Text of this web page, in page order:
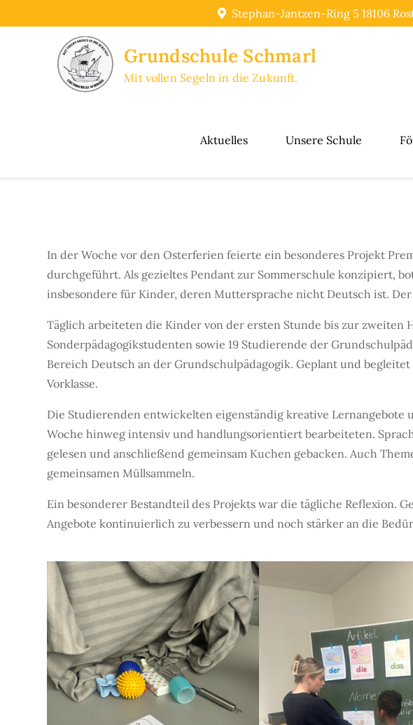
to
Stephan-Jantzen-Ring 5 18106
Grundschule Schmarl
Mit vollen Segeln in die Zukunft.
Aktuelles Unsere Schule
In der Woche vor den Osterferien feierte ein besonderes Projekt
durchgeführt. Als gezieltes Pendant zur Sommerschule konzipiert,
insbesondere für Kinder, deren Muttersprache nicht Deutsch ist.
Täglich arbeiteten die Kinder von der ersten Stunde bis zur
Sonderpädagogikstudenten sowie 19 Studierende der
Bereich Deutsch an der Grundschulpädagogik. Geplant und
Vorklasse.
Die Studierenden entwickelten eigenständig kreative Lernangebote
Woche hinweg intensiv und handlungsorientiert bearbeiteten.
gelesen und anschließend gemeinsam Kuchen gebacken. Auch
gemeinsamen Müllsammeln.
Ein besonderer Bestandteil des Projekts war die tägliche
Angebote kontinuierlich zu verbessern und noch stärker an die